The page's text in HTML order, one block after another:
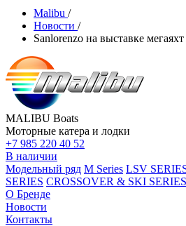
Malibu /
Новости /
Sanlorenzo на выставке
MALIBU Boats
Моторные катера и лодки
+7 985 220 40 52
В наличии
Модельный ряд M Series LSV
SERIES CROSSOVER & SKI SERIES
О Бренде
Новости
Контакты